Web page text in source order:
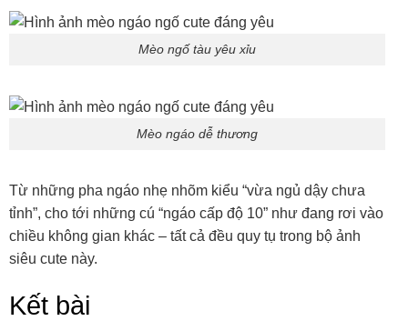
Mèo ngố tàu yêu xỉu
Mèo ngáo dễ thương
Từ những pha ngáo nhẹ nhõm kiểu “vừa ngủ dậy chưa
tỉnh”, cho tới những cú “ngáo cấp độ 10” như đang rơi vào
chiều không gian khác – tất cả đều quy tụ trong bộ ảnh
siêu cute này.
Kết bài